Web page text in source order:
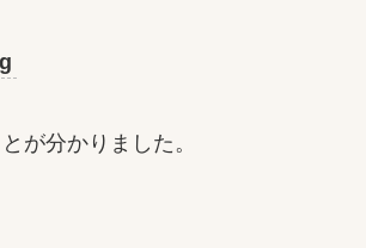
が分かりました。